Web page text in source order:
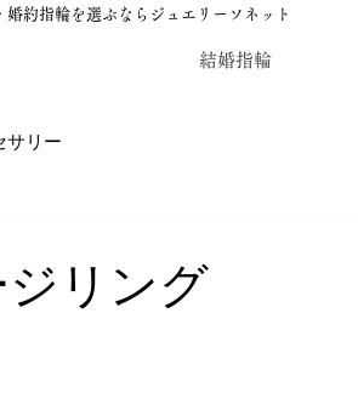
婚約指輪を選ぶならジュエリーソネット
結婚指輪
サリー
ーソネット熊本 カラーストーン・
リング